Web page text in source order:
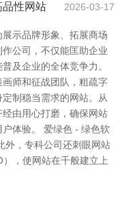
品性网站 2026-03-17
示品牌形象、拓展商场
公司，不仅能匡助企业
及企业的全体竞争力。
师和征战团队，粗疏字
制稳当需求的网站。从
由用心打磨，确保网站
体验。 爱绿色 - 绿色软
外，专科公司还刺眼网站
，使网站在千般建立上